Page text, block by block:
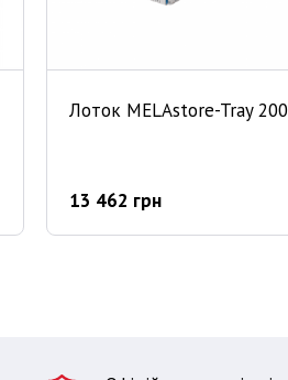
Лоток MELAstore-Tray 200
13 462 грн